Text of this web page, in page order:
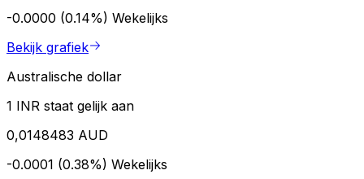
-0.0000 (0.14%) Wekelijks
Bekijk grafiek
Australische dollar
1 INR staat gelijk aan
0,0148483 AUD
-0.0001 (0.38%) Wekelijks